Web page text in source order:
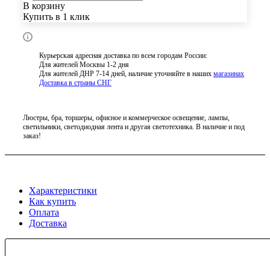
В корзину
Купить в 1 клик
Курьерская адресная доставка по всем городам России:
Для жителей Москвы 1-2 дня
Для жителей ДНР 7-14 дней, наличие уточняйте в наших магазинах
Доставка в страны СНГ
Люстры, бра, торшеры, офисное и коммерческое освещение, лампы,
светильники, светодиодная лента и другая светотехника. В наличие и под
заказ!
Характеристики
Как купить
Оплата
Доставка